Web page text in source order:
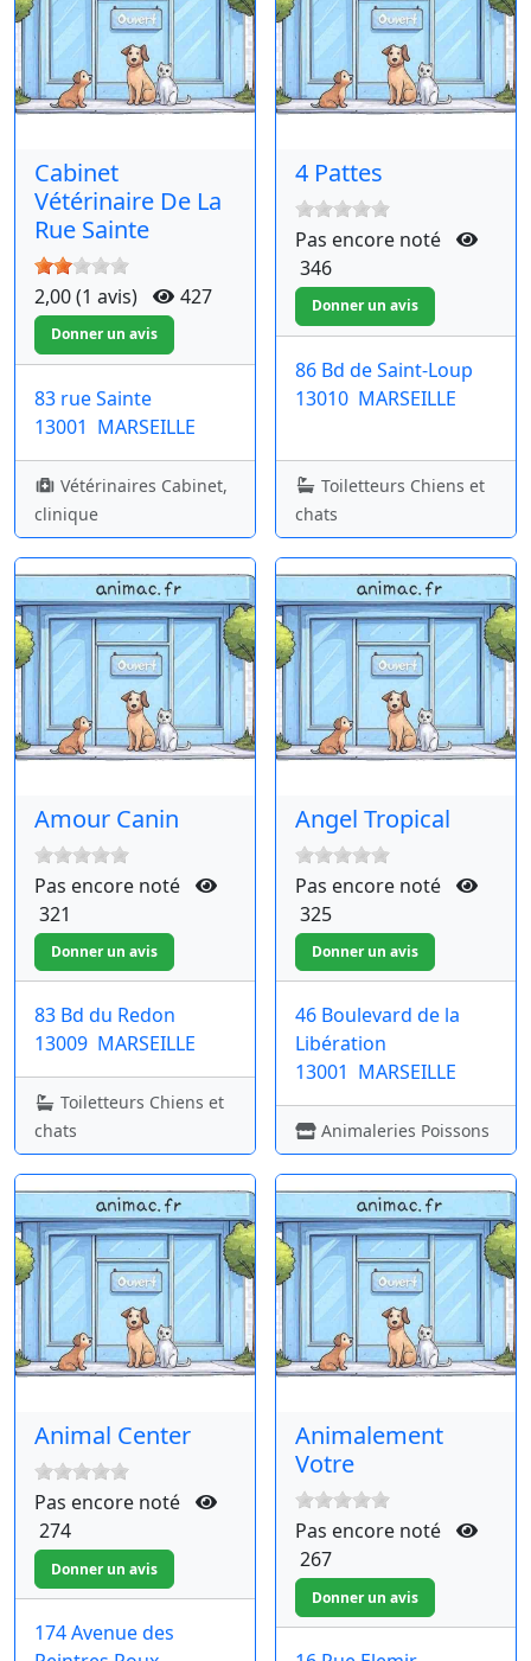
Cabinet
Vétérinaire De La
Rue Sainte
2,00 (1 avis) 427
83 rue Sainte
13001 MARSEILLE
Vétérinaires Cabinet,
clinique
4 Pattes
Pas encore noté
346
86 Bd de Saint-Loup
13010 MARSEILLE
Toiletteurs Chiens et
chats
Amour Canin
Pas encore noté
321
83 Bd du Redon
13009 MARSEILLE
Toiletteurs Chiens et
chats
Angel Tropical
Pas encore noté
325
46 Boulevard de la
Libération
13001 MARSEILLE
Animaleries Poissons
Animal Center
Pas encore noté
274
174 Avenue des
Animalement
Votre
Pas encore noté
267